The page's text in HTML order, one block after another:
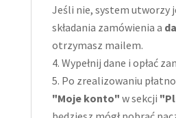
Jeśli nie, system utworzy
składania zamówienia a
otrzymasz mailem.
Wypełnij dane i opłać
Po zrealizowaniu
"Moje konto" w sekcji